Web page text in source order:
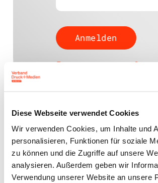
Diese Webseite verwendet Cookies
Wir verwenden Cookies, um Inhalte und
personalisieren, Funktionen für soziale
zu können und die Zugriffe auf unsere
analysieren. Außerdem geben wir
Verwendung unserer Website an unsere
Passwort vergessen?
Ansprechpartner
Jens Meyer
Geschäftsführer
j.meyer@vdm-beratung.de